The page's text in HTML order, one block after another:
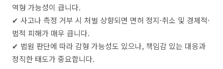
역형 가능성이 큽니다.
✔ 사고나 측정 거부 시 처벌 상향되면 면허 정지·취소 및 경제적·
법적 피해가 매우 큽니다.
✔ 법원 판단에 따라 감형 가능성도 있으나, 책임감 있는 대응과
정직한 태도가 중요합니다.